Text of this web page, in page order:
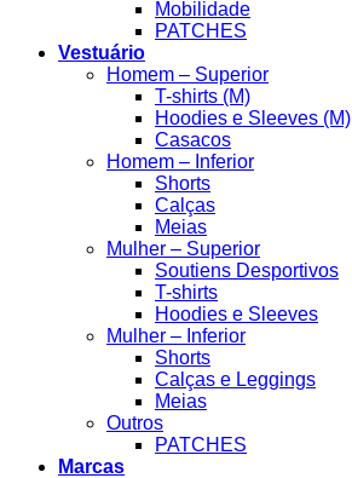
Mobilidade
PATCHES
Vestuário
Homem – Superior
T-shirts (M)
Hoodies e Sleeves (M)
Casacos
Homem – Inferior
Shorts
Calças
Meias
Mulher – Superior
Soutiens Desportivos
T-shirts
Hoodies e Sleeves
Mulher – Inferior
Shorts
Calças e Leggings
Meias
Outros
PATCHES
Marcas